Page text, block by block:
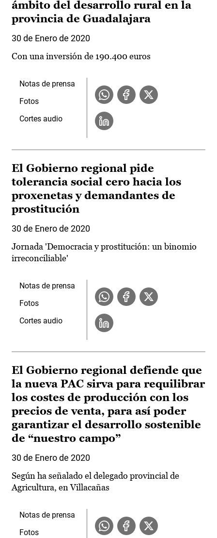
ámbito del desarrollo rural en la
provincia de Guadalajara
30 de Enero de 2020
Con una inversión de 190.400 euros
Notas de prensa
Fotos
Cortes audio
El Gobierno regional pide
tolerancia social cero hacia los
proxenetas y demandantes de
prostitución
30 de Enero de 2020
Jornada 'Democracia y prostitución: un binomio
irreconciliable'
Notas de prensa
Fotos
Cortes audio
El Gobierno regional defiende que
la nueva PAC sirva para requilibrar
los costes de producción con los
precios de venta, para así poder
garantizar el desarrollo sostenible
de “nuestro campo”
30 de Enero de 2020
Según ha señalado el delegado provincial de
Agricultura, en Villacañas
Notas de prensa
Fotos